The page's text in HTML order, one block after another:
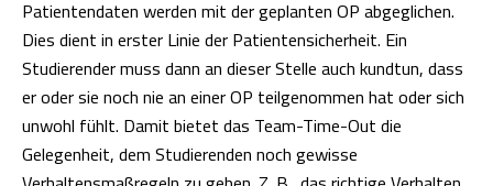
Patientendaten werden mit der geplanten OP abgeglichen.
Dies dient in erster Linie der Patientensicherheit. Ein
Studierender muss dann an dieser Stelle auch kundtun, dass
er oder sie noch nie an einer OP teilgenommen hat oder sich
unwohl fühlt. Damit bietet das Team-Time-Out die
Gelegenheit, dem Studierenden noch gewisse